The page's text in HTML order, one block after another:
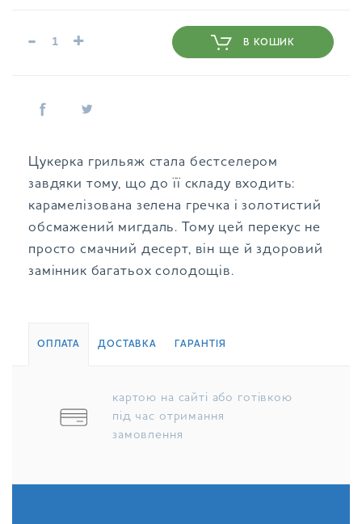
- + В КОШИК
Цукерка грильяж стала бестселером
завдяки тому, що до її складу входить:
карамелізована зелена гречка і золотистий
обсмажений мигдаль. Тому цей перекус не
просто смачний десерт, він ще й здоровий
замінник багатьох солодощів.
ОПЛАТА ДОСТАВКА ГАРАНТІЯ
картою на сайті або готівкою
під час отримання
замовлення